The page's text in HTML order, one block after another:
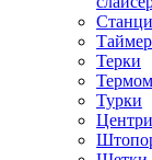
Терки
Турки